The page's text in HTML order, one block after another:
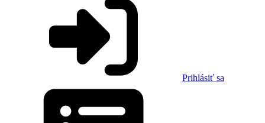
Prihlásiť sa